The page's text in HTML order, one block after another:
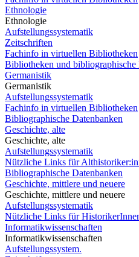
Ethnologie
Ethnologie
Aufstellungssystematik
Zeitschriften
Fachinfo in virtuellen Bibliotheken
Bibliotheken und bibliographische
Germanistik
Germanistik
Aufstellungssystematik
Fachinfo in virtuellen Bibliotheken
Bibliographische Datenbanken
Geschichte, alte
Geschichte, alte
Aufstellungssystematik
Nützliche Links für
Bibliographische Datenbanken
Geschichte, mittlere und neuere
Geschichte, mittlere und neuere
Aufstellungssystematik
Nützliche Links für
Informatikwissenschaften
Informatikwissenschaften
Aufstellungssystem.